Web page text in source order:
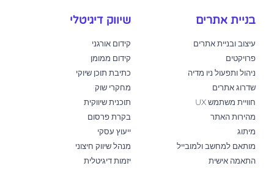
בניית אתרים
עיצוב ובניית אתרים
פרויקטים
ניהול ותפעול ניו מדיה
שדרוג אתרים
חוויית משתמש UX
מהירות האתר
מיתוג
מותאם למחשב ולמובייל
התאמה אישית
שיווק דיגיטלי
קידום אורגני
קידום ממומן
כתיבת תוכן שיוקי
מחקרי שוק
תוכנית שיווקית
בקרת פרסום
ייעוץ עסקי
מנהל שיווק חיצוני
יזמות דיגיטלית